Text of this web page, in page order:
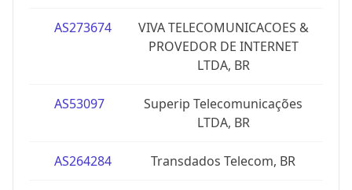
AS273674
VIVA TELECOMUNICACOES &
PROVEDOR DE INTERNET
LTDA, BR
AS53097
Superip Telecomunicações
LTDA, BR
AS264284 Transdados Telecom, BR